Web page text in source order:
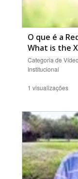
O que é a
What is the
Categoria de Vídeo
Institucional
1 visualizações